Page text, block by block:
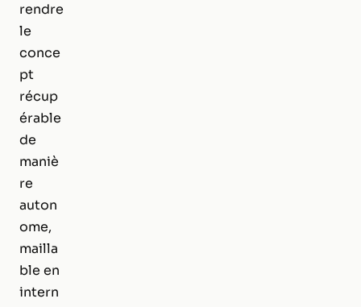
rendre
le
conce
pt
récup
érable
de
maniè
re
auton
ome,
mailla
ble en
intern